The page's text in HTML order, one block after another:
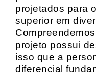
projetados para
superior em
projeto possui
isso que a
diferencial